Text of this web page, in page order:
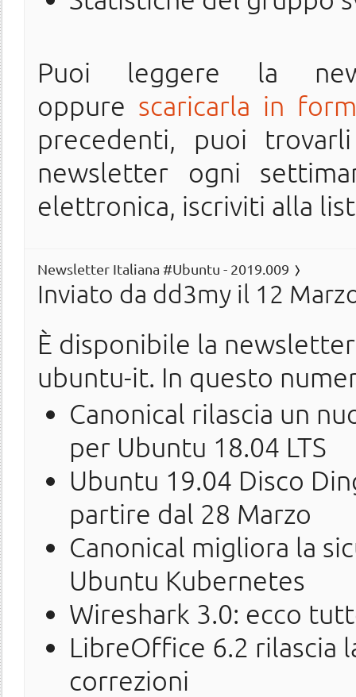
Puoi leggere la
oppure scaricarla in
precedenti, puoi
newsletter ogni
elettronica, iscriviti alla
Newsletter Italiana #Ubuntu - 2019.009
Inviato da dd3my il 12
È disponibile la
ubuntu-it. In questo
Canonical rilascia un
per Ubuntu 18.04 LTS
Ubuntu 19.04 Disco
partire dal 28 Marzo
Canonical migliora la
Ubuntu Kubernetes
Wireshark 3.0: ecco
LibreOffice 6.2 rilascia
correzioni